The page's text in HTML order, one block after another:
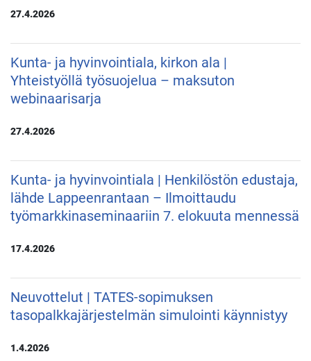
27.4.2026
Kunta- ja hyvinvointiala, kirkon ala |
Yhteistyöllä työsuojelua – maksuton
webinaarisarja
27.4.2026
Kunta- ja hyvinvointiala | Henkilöstön edustaja,
lähde Lappeenrantaan – Ilmoittaudu
työmarkkinaseminaariin 7. elokuuta mennessä
17.4.2026
Neuvottelut | TATES-sopimuksen
tasopalkkajärjestelmän simulointi käynnistyy
1.4.2026